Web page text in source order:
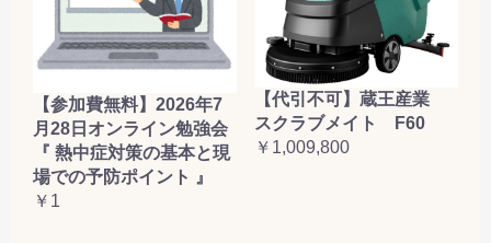
【参加費無料】2026年7
月28日オンライン勉強会
『 熱中症対策の基本と現
場での予防ポイント 』
￥1
【代引不可】蔵王産業
スクラブメイト F60
￥1,009,800